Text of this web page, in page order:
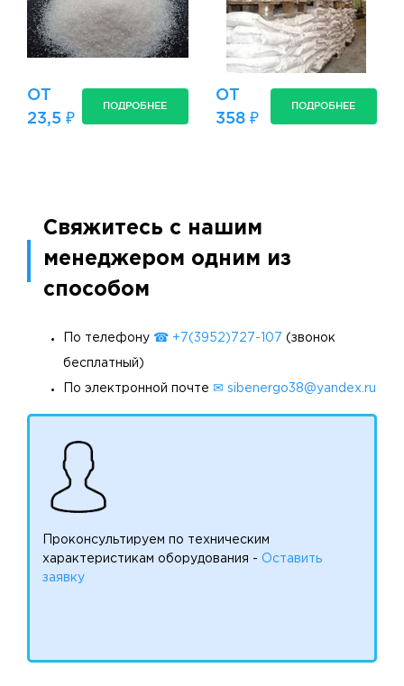
ОТ
23,5 ₽
ПОДРОБНЕЕ
ОТ
358 ₽
ПОДРОБНЕЕ
Свяжитесь с нашим
менеджером одним из
способом
По телефону ☎ +7(3952)727-107 (звонок
бесплатный)
По электронной почте ✉ sibenergo38@yandex.ru
Проконсультируем по техническим
характеристикам оборудования - Оставить
заявку